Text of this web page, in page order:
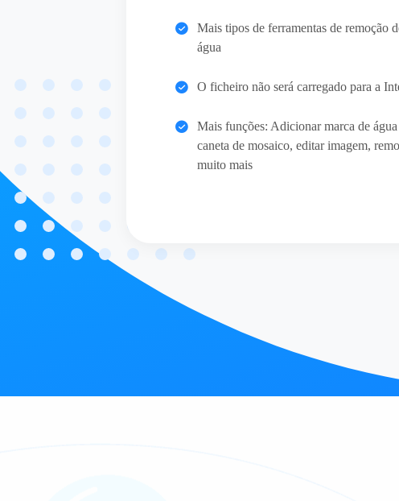
Mais tipos de ferramentas de remoção
água
O ficheiro não será carregado para a
Mais funções: Adicionar marca de
caneta de mosaico, editar imagem,
muito mais